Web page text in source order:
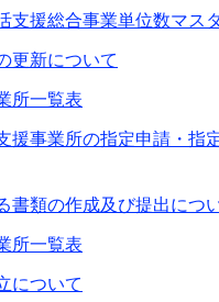
支援総合事業単位数マス
更新について
所一覧表
援事業所の指定申請・指
書類の作成及び提出につ
所一覧表
について